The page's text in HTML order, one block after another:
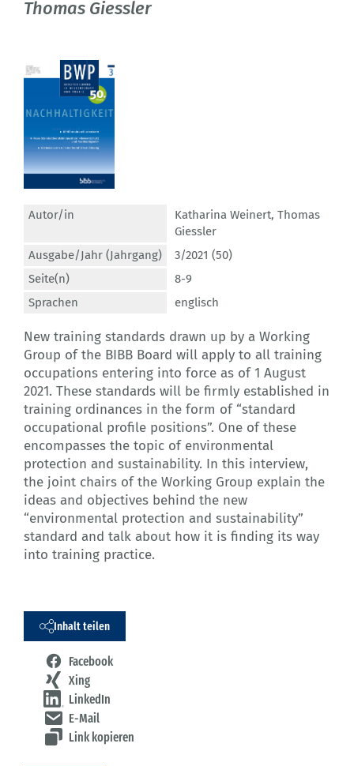
Thomas Giessler
Autor/in Katharina Weinert, Thomas
Giessler
Ausgabe/Jahr (Jahrgang)
3/2021 (50)
Seite(n)
8-9
Sprachen
englisch
New training standards drawn up by a Working
Group of the BIBB Board will apply to all training
occupations entering into force as of 1 August
2021. These standards will be firmly established in
training ordinances in the form of “standard
occupational profile positions”. One of these
encompasses the topic of environmental
protection and sustainability. In this interview,
the joint chairs of the Working Group explain the
ideas and objectives behind the new
“environmental protection and sustainability”
standard and talk about how it is finding its way
into training practice.
Inhalt teilen
Facebook
Xing
LinkedIn
E-Mail
Link kopieren